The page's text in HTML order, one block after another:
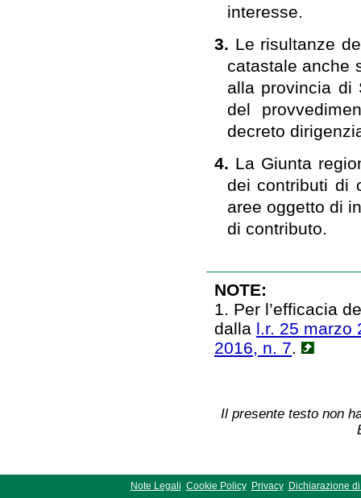
interesse.
3. Le risultanze
catastale anche
alla provincia di
del
decreto
4. La Giunta
dei contributi di
aree oggetto di
di contributo.
NOTE:
1. Per l’efficacia
dalla l.r. 25 marzo
2016, n. 7.
Il presente testo non
Note Legali Cookie Policy Privacy
Dichiarazione